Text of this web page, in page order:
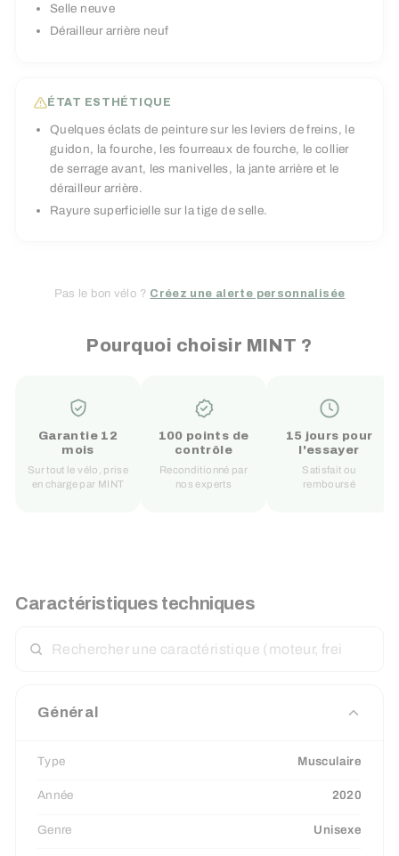
Selle neuve
Dérailleur arrière neuf
ÉTAT ESTHÉTIQUE
Quelques éclats de peinture sur les leviers de freins, le
guidon, la fourche, les fourreaux de fourche, le collier
de serrage avant, les manivelles, la jante arrière et le
dérailleur arrière.
Rayure superficielle sur la tige de selle.
Pas le bon vélo ? Créez une alerte personnalisée
Pourquoi choisir MINT ?
Garantie 12
mois
Sur tout le vélo, prise
en charge par MINT
100 points de
contrôle
Reconditionné par
nos experts
15 jours pour
l'essayer
Satisfait ou
remboursé
Caractéristiques techniques
UNE
Général
Type Musculaire
Année 2020
Genre Unisexe